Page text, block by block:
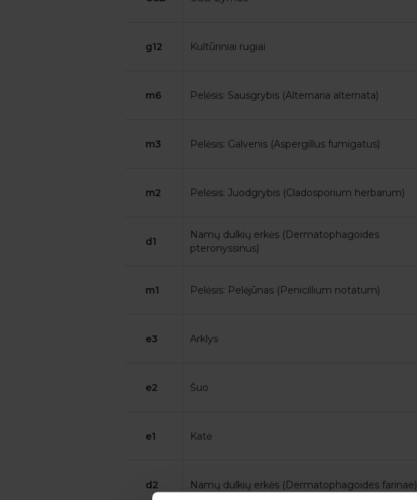
g12 Kultūriniai rugiai
m6 Pelėsis: Sausgrybis (Alternaria alternata)
m3 Pelėsis: Galvenis (Aspergillus fumigatus)
m2 Pelėsis: Juodgrybis (Cladosporium herbarum)
d1
Namų dulkių erkės (Dermatophagoides
pteronyssinus)
m1 Pelėsis: Pelėjūnas (Penicillium notatum)
e3 Arklys
e2 Šuo
e1 Katė
d2 Namų dulkių erkės (Dermatophagoides farinae)